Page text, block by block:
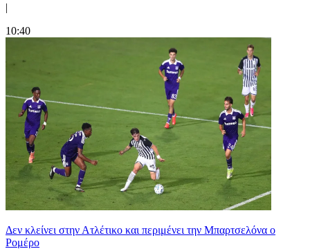
|
10:40
Δεν κλείνει στην Ατλέτικο και περιμένει την Μπαρτσελόνα ο
Ρομέρο